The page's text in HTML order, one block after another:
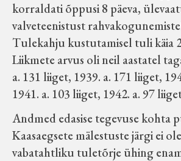
korraldati õppusi 8 päeva,
valveteenistust
Tulekahju kustutamisel tuli käia
Liikmete arvus oli neil aastatel
a. 131 liiget, 1939. a. 171 liiget,
1941. a. 103 liiget, 1942. a. 97
Andmed edasise tegevuse kohta
Kaasaegsete mälestuste järgi ei
vabatahtliku tuletõrje ühing